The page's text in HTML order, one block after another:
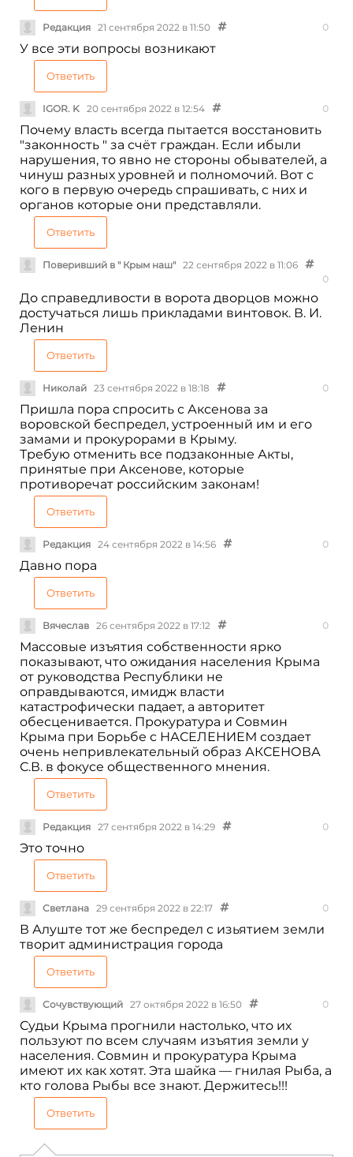
Редакция 21 сентября 2022 в 11:50 0
У все эти вопросы возникают
Ответить
IGOR. K 20 сентября 2022 в 12:54 0
Почему власть всегда пытается восстановить
"законность " за счёт граждан. Если ибыли
нарушения, то явно не стороны обывателей, а
чинуш разных уровней и полномочий. Вот с
кого в первую очередь спрашивать, с них и
органов которые они представляли.
Ответить
Поверивший в " Крым наш" 22 сентября 2022 в 11:06
0
До справедливости в ворота дворцов можно
достучаться лишь прикладами винтовок. В. И.
Ленин
Ответить
Николай 23 сентября 2022 в 18:18 0
Пришла пора спросить с Аксенова за
воровской беспредел, устроенный им и его
замами и прокурорами в Крыму.
Требую отменить все подзаконные Акты,
принятые при Аксенове, которые
противоречат российским законам!
Ответить
Редакция 24 сентября 2022 в 14:56 0
Давно пора
Ответить
Вячеслав 26 сентября 2022 в 17:12 0
Массовые изъятия собственности ярко
показывают, что ожидания населения Крыма
от руководства Республики не
оправдываются, имидж власти
катастрофически падает, а авторитет
обесценивается. Прокуратура и Совмин
Крыма при Борьбе с НАСЕЛЕНИЕМ создает
очень непривлекательный образ АКСЕНОВА
С.В. в фокусе общественного мнения.
Ответить
Редакция 27 сентября 2022 в 14:29 0
Это точно
Ответить
Светлана 29 сентября 2022 в 22:17 0
В Алуште тот же беспредел с изьятием земли
творит администрация города
Ответить
Сочувствующий 27 октября 2022 в 16:50 0
Судьи Крыма прогнили настолько, что их
пользуют по всем случаям изъятия земли у
населения. Совмин и прокуратура Крыма
имеют их как хотят. Эта шайка — гнилая Рыба, а
кто голова Рыбы все знают. Держитесь!!!
Ответить